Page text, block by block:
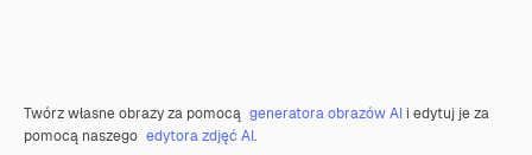
Twórz własne obrazy za pomocą generatora obrazów AI i edytuj je za
pomocą naszego edytora zdjęć AI.